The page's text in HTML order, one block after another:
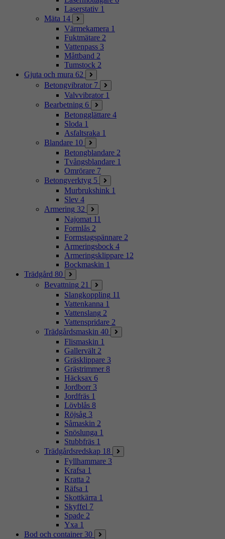
Laserstativ 1
Mäta 14
Värmekamera 1
Fuktmätare 2
Vattenpass 3
Måttband 2
Tumstock 2
Gjuta och mura 62
Betongvibrator 7
Valvvibrator 1
Bearbetning 6
Betongglättare 4
Sloda 1
Asfaltsraka 1
Blandare 10
Betongblandare 2
Tvångsblandare 1
Omrörare 7
Betongverktyg 5
Murbrukshink 1
Slev 4
Armering 32
Najomat 11
Formlås 2
Formstagspännare 2
Armeringsbock 4
Armeringsklippare 12
Bockmaskin 1
Trädgård 80
Bevattning 21
Slangkoppling 11
Vattenkanna 1
Vattenslang 2
Vattenspridare 2
Trädgårdsmaskin 40
Flismaskin 1
Gallervält 2
Gräsklippare 3
Grästrimmer 8
Häcksax 6
Jordborr 3
Jordfräs 1
Lövblås 8
Röjsåg 3
Såmaskin 2
Snöslunga 1
Stubbfräs 1
Trädgårdsredskap 18
Fyllhammare 3
Krafsa 1
Kratta 2
Räfsa 1
Skottkärra 1
Skyffel 7
Spade 2
Yxa 1
Bod och container 30